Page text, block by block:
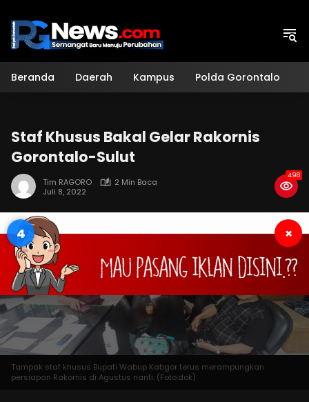
konten
Beranda Daerah Kampus Polda Gorontalo
Staf Khusus Bakal Gelar Rakornis
Gorontalo-Sulut
Tim RAGORO
2 Min Baca
Juli 8, 2022
498
3 ×
Tampak staf khusus Bupati Wabup Kabgor terus merampungkan
persiapan Rakornis di Agustus nanti. (Foto:dok)